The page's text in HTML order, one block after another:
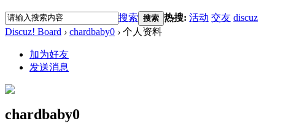
搜索 搜索 热搜: 活动 交友 discuz
Discuz! Board › chardbaby0 › 个人资料
加为好友
发送消息
chardbaby0